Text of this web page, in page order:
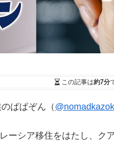
この記事は約7分
ぱぱぞん（
ーシア移住をはたし、ク